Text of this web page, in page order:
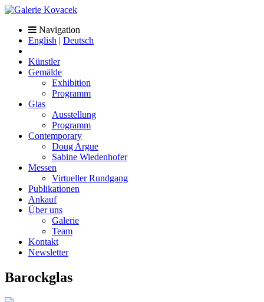
Navigation
English | Deutsch
Künstler
Gemälde
Exhibition
Programm
Glas
Ausstellung
Programm
Contemporary
Doug Argue
Sabine Wiedenhofer
Messen
Virtueller Rundgang
Publikationen
Ankauf
Über uns
Galerie
Team
Kontakt
Newsletter
Barockglas